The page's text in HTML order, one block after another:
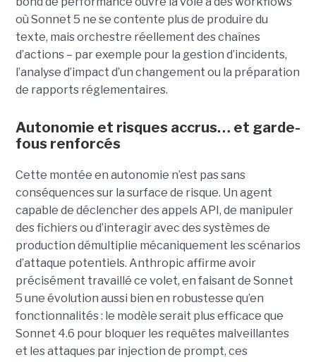
où Sonnet 5 ne se contente plus de produire du
texte, mais orchestre réellement des chaînes
d’actions – par exemple pour la gestion d’incidents,
l’analyse d’impact d’un changement ou la préparation
de rapports réglementaires.
Autonomie et risques accrus… et garde-
fous renforcés
Cette montée en autonomie n’est pas sans
conséquences sur la surface de risque. Un agent
capable de déclencher des appels API, de manipuler
des fichiers ou d’interagir avec des systèmes de
production démultiplie mécaniquement les scénarios
d’attaque potentiels. Anthropic affirme avoir
précisément travaillé ce volet, en faisant de Sonnet
5 une évolution aussi bien en robustesse qu’en
fonctionnalités : le modèle serait plus efficace que
Sonnet 4.6 pour bloquer les requêtes malveillantes
et les attaques par injection de prompt, ces